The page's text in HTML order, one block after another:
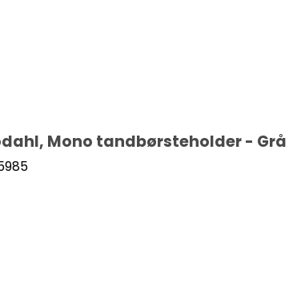
Mono tandbørsteholder - Grå